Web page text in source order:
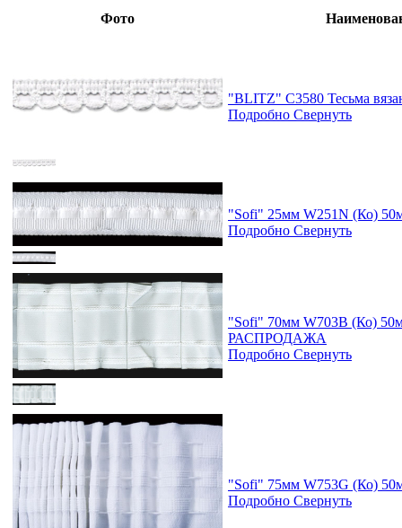
Фото
"BLITZ" С3580 Тесьма
Подробно Свернуть
"Sofi" 25мм W251N (Ко)
Подробно Свернуть
"Sofi" 70мм W703B (Ко)
РАСПРОДАЖА
Подробно Свернуть
"Sofi" 75мм W753G (Ко)
Подробно Свернуть